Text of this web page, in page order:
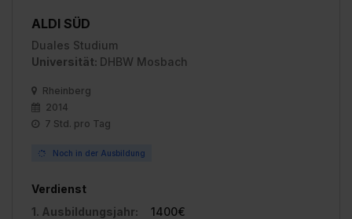
ALDI SÜD
Duales Studium
Universität: DHBW Mosbach
Rheinberg
2014
7 Std. pro Tag
Noch in der Ausbildung
Verdienst
1. Ausbildungsjahr:
1400€